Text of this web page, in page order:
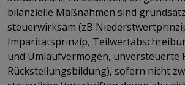
bilanzielle Maßnahmen sind
steuerwirksam (zB
Imparitätsprinzip,
und Umlaufvermögen, unversteuerte
Rückstellungsbildung), sofern nicht